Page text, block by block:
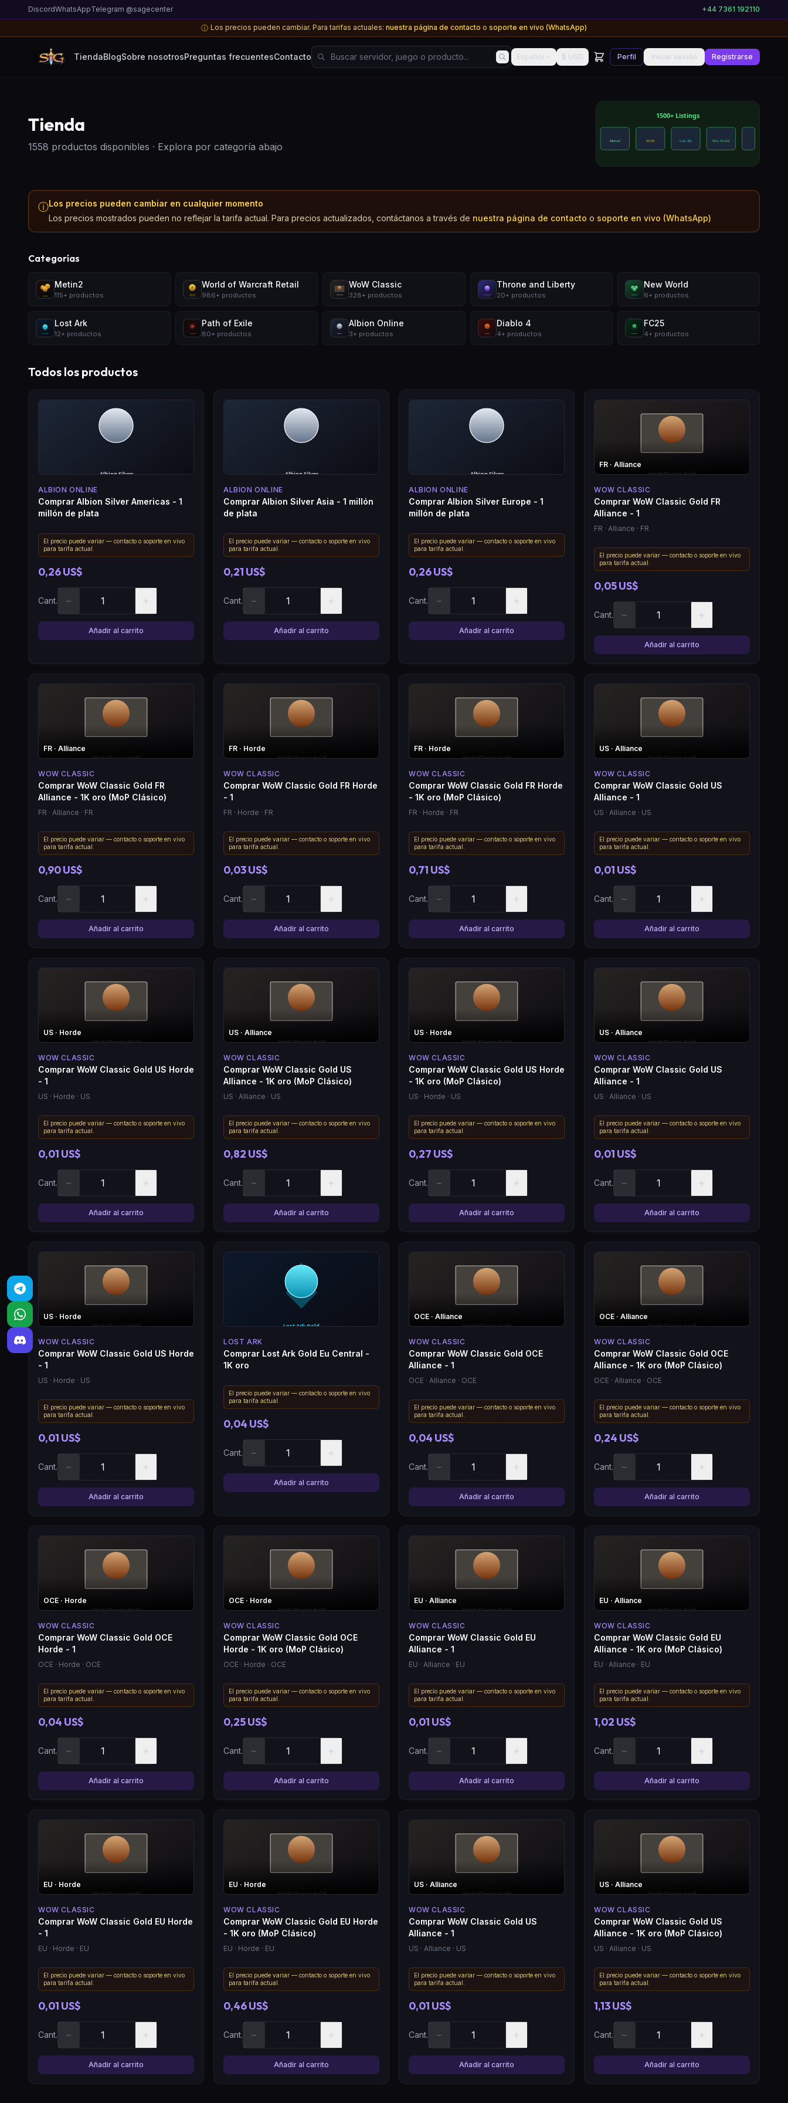
DiscordWhatsAppTelegram @sagecenter +44 7361 192110
ⓘ Los precios pueden cambiar. Para tarifas actuales: nuestra página de contacto o soporte en vivo (WhatsApp)
TiendaBlogSobre nosotrosPreguntas frecuentesContactoBuscar servidor, juego o producto... Español $ USD Perfil Iniciar sesión Registrarse
Tienda
1558 productos disponibles · Explora por categoría abajo
ⓘLos precios pueden cambiar en cualquier momento
Los precios mostrados pueden no reflejar la tarifa actual. Para precios actualizados, contáctanos a través de nuestra página de contacto o soporte en vivo (WhatsApp)
Categorías
Metin2
115+ productos
World of Warcraft Retail
986+ productos
WoW Classic
328+ productos
Throne and Liberty
20+ productos
New World
6+ productos
Lost Ark
12+ productos
Path of Exile
80+ productos
Albion Online
3+ productos
Diablo 4
4+ productos
FC25
4+ productos
Todos los productos
ALBION ONLINE
Comprar Albion Silver Americas - 1
millón de plata
El precio puede variar — contacto o soporte en vivo
para tarifa actual.
0,26 US$
Cant. − +
Añadir al carrito
ALBION ONLINE
Comprar Albion Silver Asia - 1 millón
de plata
El precio puede variar — contacto o soporte en vivo
para tarifa actual.
0,21 US$
Cant. − +
Añadir al carrito
ALBION ONLINE
Comprar Albion Silver Europe - 1
millón de plata
El precio puede variar — contacto o soporte en vivo
para tarifa actual.
0,26 US$
Cant. − +
Añadir al carrito
FR · Alliance
WOW CLASSIC
Comprar WoW Classic Gold FR
Alliance - 1
FR · Alliance · FR
El precio puede variar — contacto o soporte en vivo
para tarifa actual.
0,05 US$
Cant. − +
Añadir al carrito
FR · Alliance
WOW CLASSIC
Comprar WoW Classic Gold FR
Alliance - 1K oro (MoP Clásico)
FR · Alliance · FR
El precio puede variar — contacto o soporte en vivo
para tarifa actual.
0,90 US$
Cant. − +
Añadir al carrito
FR · Horde
WOW CLASSIC
Comprar WoW Classic Gold FR Horde
- 1
FR · Horde · FR
El precio puede variar — contacto o soporte en vivo
para tarifa actual.
0,03 US$
Cant. − +
Añadir al carrito
FR · Horde
WOW CLASSIC
Comprar WoW Classic Gold FR Horde
- 1K oro (MoP Clásico)
FR · Horde · FR
El precio puede variar — contacto o soporte en vivo
para tarifa actual.
0,71 US$
Cant. − +
Añadir al carrito
US · Alliance
WOW CLASSIC
Comprar WoW Classic Gold US
Alliance - 1
US · Alliance · US
El precio puede variar — contacto o soporte en vivo
para tarifa actual.
0,01 US$
Cant. − +
Añadir al carrito
US · Horde
WOW CLASSIC
Comprar WoW Classic Gold US Horde
- 1
US · Horde · US
El precio puede variar — contacto o soporte en vivo
para tarifa actual.
0,01 US$
Cant. − +
Añadir al carrito
US · Alliance
WOW CLASSIC
Comprar WoW Classic Gold US
Alliance - 1K oro (MoP Clásico)
US · Alliance · US
El precio puede variar — contacto o soporte en vivo
para tarifa actual.
0,82 US$
Cant. − +
Añadir al carrito
US · Horde
WOW CLASSIC
Comprar WoW Classic Gold US Horde
- 1K oro (MoP Clásico)
US · Horde · US
El precio puede variar — contacto o soporte en vivo
para tarifa actual.
0,27 US$
Cant. − +
Añadir al carrito
US · Alliance
WOW CLASSIC
Comprar WoW Classic Gold US
Alliance - 1
US · Alliance · US
El precio puede variar — contacto o soporte en vivo
para tarifa actual.
0,01 US$
Cant. − +
Añadir al carrito
US · Horde
WOW CLASSIC
Comprar WoW Classic Gold US Horde
- 1
US · Horde · US
El precio puede variar — contacto o soporte en vivo
para tarifa actual.
0,01 US$
Cant. − +
Añadir al carrito
LOST ARK
Comprar Lost Ark Gold Eu Central -
1K oro
El precio puede variar — contacto o soporte en vivo
para tarifa actual.
0,04 US$
Cant. − +
Añadir al carrito
OCE · Alliance
WOW CLASSIC
Comprar WoW Classic Gold OCE
Alliance - 1
OCE · Alliance · OCE
El precio puede variar — contacto o soporte en vivo
para tarifa actual.
0,04 US$
Cant. − +
Añadir al carrito
OCE · Alliance
WOW CLASSIC
Comprar WoW Classic Gold OCE
Alliance - 1K oro (MoP Clásico)
OCE · Alliance · OCE
El precio puede variar — contacto o soporte en vivo
para tarifa actual.
0,24 US$
Cant. − +
Añadir al carrito
OCE · Horde
WOW CLASSIC
Comprar WoW Classic Gold OCE
Horde - 1
OCE · Horde · OCE
El precio puede variar — contacto o soporte en vivo
para tarifa actual.
0,04 US$
Cant. − +
Añadir al carrito
OCE · Horde
WOW CLASSIC
Comprar WoW Classic Gold OCE
Horde - 1K oro (MoP Clásico)
OCE · Horde · OCE
El precio puede variar — contacto o soporte en vivo
para tarifa actual.
0,25 US$
Cant. − +
Añadir al carrito
EU · Alliance
WOW CLASSIC
Comprar WoW Classic Gold EU
Alliance - 1
EU · Alliance · EU
El precio puede variar — contacto o soporte en vivo
para tarifa actual.
0,01 US$
Cant. − +
Añadir al carrito
EU · Alliance
WOW CLASSIC
Comprar WoW Classic Gold EU
Alliance - 1K oro (MoP Clásico)
EU · Alliance · EU
El precio puede variar — contacto o soporte en vivo
para tarifa actual.
1,02 US$
Cant. − +
Añadir al carrito
EU · Horde
WOW CLASSIC
Comprar WoW Classic Gold EU Horde
- 1
EU · Horde · EU
El precio puede variar — contacto o soporte en vivo
para tarifa actual.
0,01 US$
Cant. − +
Añadir al carrito
EU · Horde
WOW CLASSIC
Comprar WoW Classic Gold EU Horde
- 1K oro (MoP Clásico)
EU · Horde · EU
El precio puede variar — contacto o soporte en vivo
para tarifa actual.
0,46 US$
Cant. − +
Añadir al carrito
US · Alliance
WOW CLASSIC
Comprar WoW Classic Gold US
Alliance - 1
US · Alliance · US
El precio puede variar — contacto o soporte en vivo
para tarifa actual.
0,01 US$
Cant. − +
Añadir al carrito
US · Alliance
WOW CLASSIC
Comprar WoW Classic Gold US
Alliance - 1K oro (MoP Clásico)
US · Alliance · US
El precio puede variar — contacto o soporte en vivo
para tarifa actual.
1,13 US$
Cant. − +
Añadir al carrito